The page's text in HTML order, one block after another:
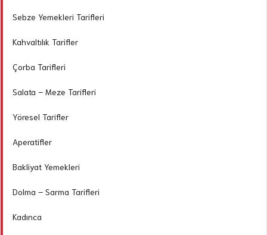
Sebze Yemekleri Tarifleri
Kahvaltılık Tarifler
Çorba Tarifleri
Salata – Meze Tarifleri
Yöresel Tarifler
Aperatifler
Bakliyat Yemekleri
Dolma – Sarma Tarifleri
Kadınca